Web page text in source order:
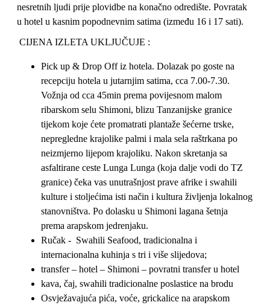
nesretnih ljudi prije plovidbe na konačno odredište. Povratak
u hotel u kasnim popodnevnim satima (između 16 i 17 sati).
CIJENA IZLETA UKLJUČUJE :
Pick up & Drop Off iz hotela. Dolazak po goste na
recepciju hotela u jutarnjim satima, cca 7.00-7.30.
Vožnja od cca 45min prema povijesnom malom
ribarskom selu Shimoni, blizu Tanzanijske granice
tijekom koje ćete promatrati plantaže šećerne trske,
nepregledne krajolike palmi i mala sela raštrkana po
neizmjerno lijepom krajoliku. Nakon skretanja sa
asfaltirane ceste Lunga Lunga (koja dalje vodi do TZ
granice) čeka vas unutrašnjost prave afrike i swahili
kulture i stoljećima isti način i kultura življenja lokalnog
stanovništva. Po dolasku u Shimoni lagana šetnja
prema arapskom jedrenjaku.
Ručak - Swahili Seafood, tradicionalna i
internacionalna kuhinja s tri i više slijedova;
transfer – hotel – Shimoni – povratni transfer u hotel
kava, čaj, swahili tradicionalne poslastice na brodu
Osvježavajuća pića, voće, grickalice na arapskom